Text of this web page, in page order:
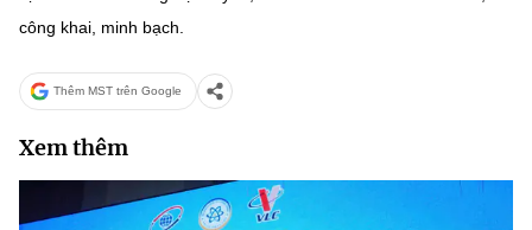
công khai, minh bạch.
Thêm MST trên Google
Xem thêm